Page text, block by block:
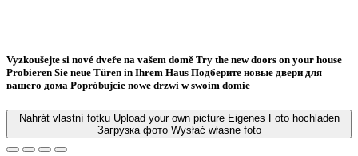
Vyzkoušejte si nové dveře na vašem domě Try the new doors on your house
Probieren Sie neue Türen in Ihrem Haus Подберите новые двери для
вашего дома Popróbujcie nowe drzwi w swoim domie
Nahrát vlastní fotku Upload your own picture Eigenes Foto hochladen
Загрузка фото Wysłać własne foto